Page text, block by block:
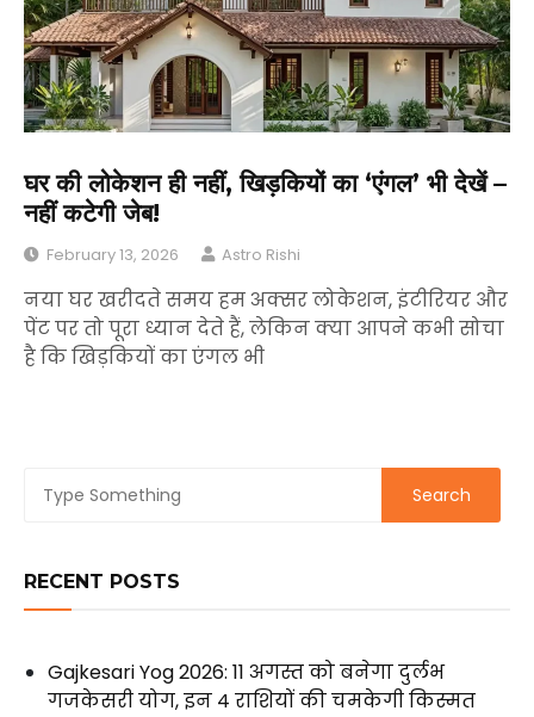
घर की लोकेशन ही नहीं, खिड़कियों का ‘एंगल’ भी देखें –
नहीं कटेगी जेब!
February 13, 2026 Astro Rishi
नया घर खरीदते समय हम अक्सर लोकेशन, इंटीरियर और
पेंट पर तो पूरा ध्यान देते हैं, लेकिन क्या आपने कभी सोचा
है कि खिड़कियों का एंगल भी
RECENT POSTS
Gajkesari Yog 2026: 11 अगस्त को बनेगा दुर्लभ
गजकेसरी योग, इन 4 राशियों की चमकेगी किस्मत